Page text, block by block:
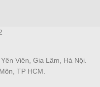
Viên, Gia Lâm, Hà Nội.
TP HCM.